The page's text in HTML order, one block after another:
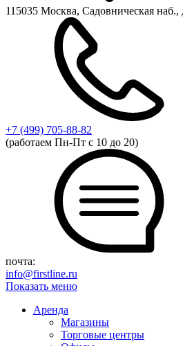
115035 Москва, Садовническая наб.,
+7 (499) 705-88-82
(работаем Пн-Пт с 10 до 20)
почта:
info@firstline.ru
Показать меню
Аренда
Магазины
Торговые центры